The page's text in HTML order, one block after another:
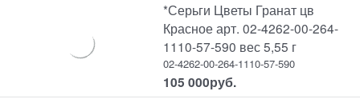
*Серьги Цветы Гранат цв
Красное арт. 02-4262-00-264-
1110-57-590 вес 5,55 г
02-4262-00-264-1110-57-590
105 000руб.